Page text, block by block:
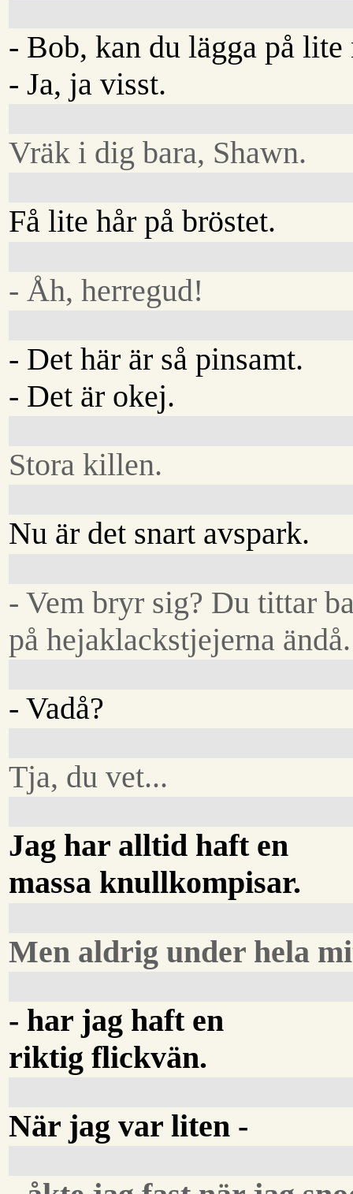
- Bob, kan du lägga på lite
- Ja, ja visst.
Vräk i dig bara, Shawn.
Få lite hår på bröstet.
- Åh, herregud!
- Det här är så pinsamt.
- Det är okej.
Stora killen.
Nu är det snart avspark.
- Vem bryr sig? Du tittar
på hejaklackstjejerna ändå.
- Vadå?
Tja, du vet...
Jag har alltid haft en
massa knullkompisar.
Men aldrig under hela
- har jag haft en
riktig flickvän.
När jag var liten -